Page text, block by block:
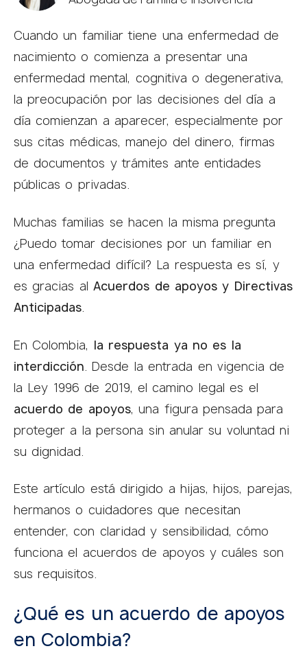
5.0
review us on
Cuando un familiar tiene una enfermedad de
nacimiento o comienza a presentar una
enfermedad mental, cognitiva o degenerativa,
la preocupación por las decisiones del día a
día comienzan a aparecer, especialmente por
sus citas médicas, manejo del dinero, firmas
de documentos y trámites ante entidades
públicas o privadas.
Muchas familias se hacen la misma pregunta
¿Puedo tomar decisiones por un familiar en
una enfermedad difícil? La respuesta es sí, y
es gracias alAcuerdos de apoyos y Directivas
Anticipadas.
En Colombia, la respuesta ya no es la
interdicción . Desde la entrada en vigencia de
la Ley 1996 de 2019, el camino legal es el
acuerdo de apoyos, una figura pensada para
proteger a la persona sin anular su voluntad ni
su dignidad.
Este artículo está dirigido a hijas, hijos, parejas,
hermanos o cuidadores que necesitan
entender, con claridad y sensibilidad, cómo
funciona el acuerdos de apoyos y cuáles son
sus requisitos.
¿Qué es un acuerdo de apoyos
en Colombia?